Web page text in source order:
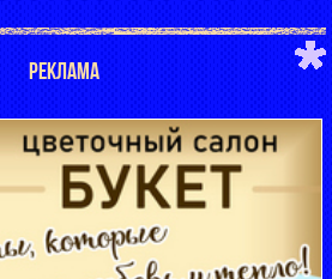
РЕКЛАМА